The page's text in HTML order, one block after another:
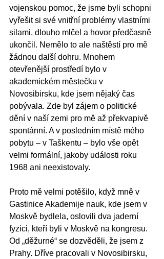
vojenskou pomoc, že jsme byli schopni
vyřešit si své vnitřní problémy vlastními
silami, dlouho mlčel a hovor předčasně
ukončil. Nemělo to ale naštěstí pro mě
žádnou další dohru. Mnohem
otevřenější prostředí bylo v
akademickém městečku v
Novosibirsku, kde jsem nějaký čas
pobývala. Zde byl zájem o politické
dění v naší zemi pro mě až překvapivě
spontánní. A v posledním místě mého
pobytu – v Taškentu – bylo vše opět
velmi formální, jakoby události roku
1968 ani neexistovaly.
Proto mě velmi potěšilo, když mně v
Gastinice Akademije nauk, kde jsem v
Moskvě bydlela, oslovili dva jaderní
fyzici, kteří byli v Moskvě na kongresu.
Od „děžurné“ se dozvěděli, že jsem z
Prahy. Dříve pracovali v Novosibirsku,